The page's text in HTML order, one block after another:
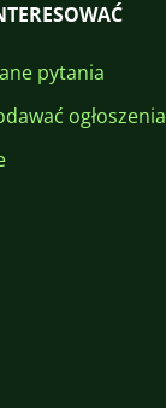
pytania
ogłoszenia